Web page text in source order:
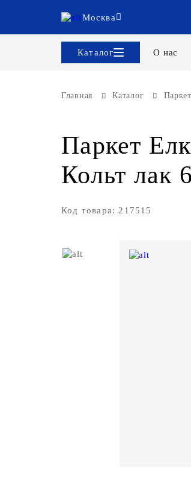
Москва
Каталог О нас
Главная Каталог Паркет
Паркет
Кольт лак
Код товара: 217515